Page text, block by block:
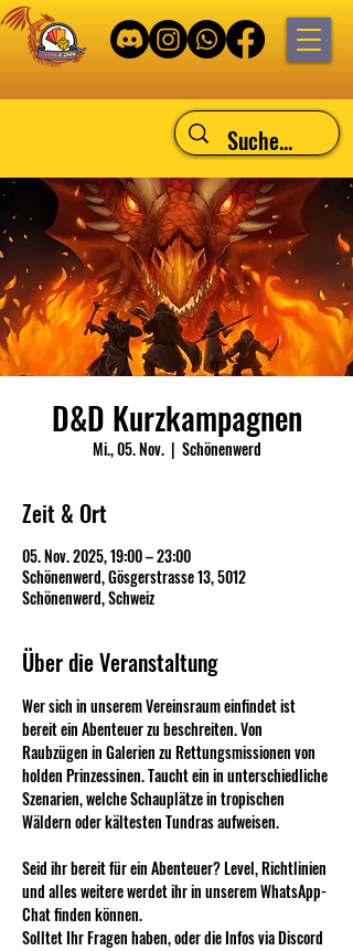
D&D Kurzkampagnen
Mi., 05. Nov.
  |
Schönenwerd
Zeit & Ort
05. Nov. 2025, 19:00 – 23:00
Schönenwerd, Gösgerstrasse 13, 5012
Schönenwerd, Schweiz
Über die Veranstaltung
Wer sich in unserem Vereinsraum einfindet ist
bereit ein Abenteuer zu beschreiten. Von
Raubzügen in Galerien zu Rettungsmissionen von
holden Prinzessinen. Taucht ein in unterschiedliche
Szenarien, welche Schauplätze in tropischen
Wäldern oder kältesten Tundras aufweisen.
Seid ihr bereit für ein Abenteuer? Level, Richtlinien
und alles weitere werdet ihr in unserem WhatsApp-
Chat finden können.
Solltet Ihr Fragen haben, oder die Infos via Discord